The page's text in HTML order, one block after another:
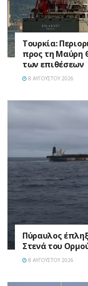
Τουρκία:
προς τη Μαύρη
των επιθέσεων
8 ΑΥΓΟΎΣΤΟΥ 2026
Πύραυλος
Στενά του
8 ΑΥΓΟΎΣΤΟΥ 2026